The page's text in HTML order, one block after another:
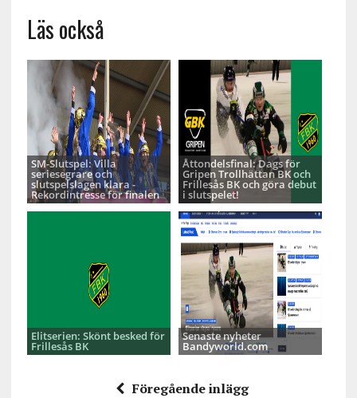
Läs också
SM-Slutspel: Villa
seriesegrare och
slutspelslagen klara -
Rekordintresse för finalen
Åttondelsfinal: Dags för
Gripen Trollhättan BK och
Frillesås BK och göra debut
i slutspelet!
Elitserien: Skönt besked för
Frillesås BK
Senaste nyheter
Bandyworld.com
Föregående inlägg